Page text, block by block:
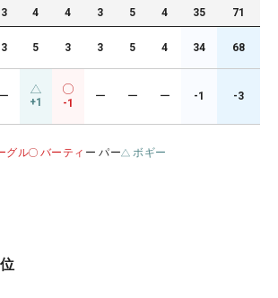
3 4 4 3 5 4 35 71
3 5 3 3 5 4 34 68
ー +1 -1
ー ー ー -1 -3
グル バーティ ー パー ボギー
位